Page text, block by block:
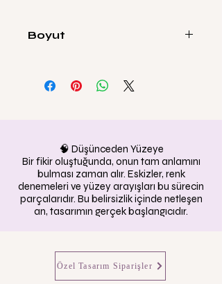
Boyut
🧠 Düşünceden Yüzeye
Bir fikir oluştuğunda, onun tam anlamını
bulması zaman alır. Eskizler, renk
denemeleri ve yüzey arayışları bu sürecin
parçalarıdır. Bu belirsizlik içinde netleşen
an, tasarımın gerçek başlangıcıdır.
Özel Tasarım Siparişler